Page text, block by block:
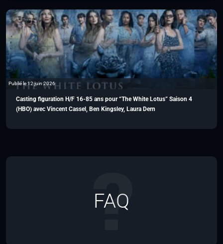
Publié le 12 juin 2026
Casting figuration H/F 16-85 ans pour “The White Lotus” Saison 4
(HBO) avec Vincent Cassel, Ben Kingsley, Laura Dern
FAQ